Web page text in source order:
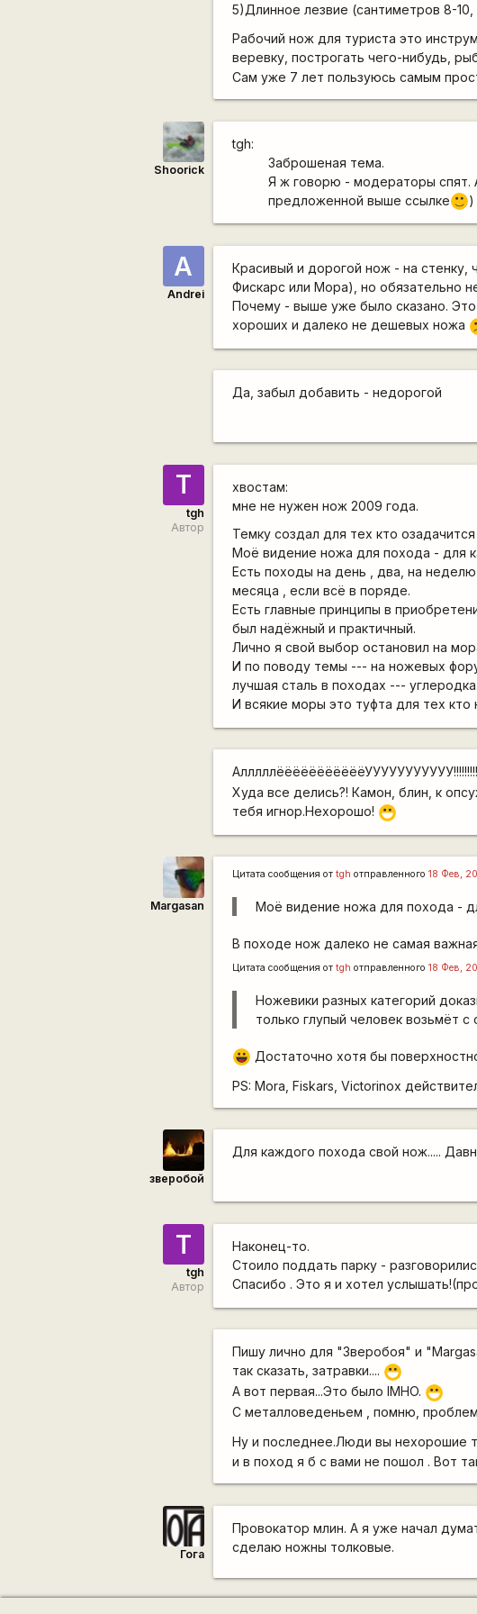
5)Длинное лезвие (cантиметров 8-
Рабочий нож для туриста это
веревку, построгать чего-нибудь,
Сам уже 7 лет пользуюсь самым
Shoorick
tgh:
Заброшеная тема.
Я ж говорю - модераторы спят.
предложенной выше ссылке :) )
A
Andrei
Красивый и дорогой нож - на стенку,
Фискарс или Мора), но обязательно
Почему - выше уже было сказано. Это
хороших и далеко не дешевых ножа
Да, забыл добавить - недорогой
T
tgh
Автор
хвостам:
мне не нужен нож 2009 года.
Темку создал для тех кто
Моё видение ножа для похода - для
Есть походы на день , два, на
месяца , если всё в поряде.
Есть главные принципы в
был надёжный и практичный.
Лично я свой выбор остановил на
И по поводу темы --- на ножевых
лучшая сталь в походах ---
И всякие моры это туфта для тех кто
Худа все делись?! Камон, блин, к
тебя игнор.Нехорошо! :D
Margasan
Цитата сообщения отtgh отправленного18 Фев,
Моё видение ножа для похода -
В походе нож далеко не самая
Цитата сообщения отtgh отправленного18 Фев,
Ножевики разных категорий
только глупый человек возьмёт с
|-)) Достаточно хотя бы
PS: Mora, Fiskars, Victorinox
зверобой
Для каждого похода свой нож.....
T
tgh
Автор
Наконец-то.
Стоило поддать парку -
Спасибо . Это я и хотел
Пишу лично для "Зверобоя" и
так сказать, затравки.... :D
А вот первая...Это было IMHO. :D
С металловеденьем , помню, проблем
Ну и последнее.Люди вы нехорошие
и в поход я б с вами не пошол . Вот
Гога
Провокатор млин. А я уже начал
сделаю ножны толковые.